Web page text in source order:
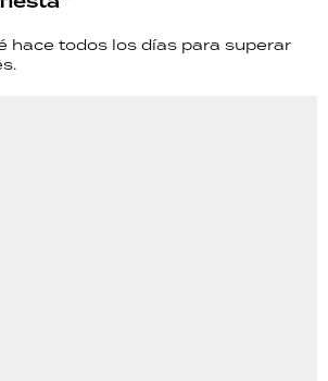
hace todos los días para superar